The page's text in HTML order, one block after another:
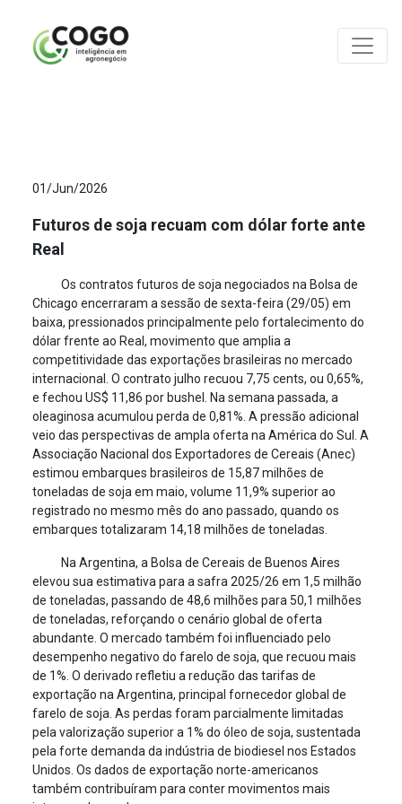
01/Jun/2026
Futuros de soja recuam com dólar forte ante
Real
Os contratos futuros de soja negociados na Bolsa de
Chicago encerraram a sessão de sexta-feira (29/05) em
baixa, pressionados principalmente pelo fortalecimento do
dólar frente ao Real, movimento que amplia a
competitividade das exportações brasileiras no mercado
internacional. O contrato julho recuou 7,75 cents, ou 0,65%,
e fechou US$ 11,86 por bushel. Na semana passada, a
oleaginosa acumulou perda de 0,81%. A pressão adicional
veio das perspectivas de ampla oferta na América do Sul. A
Associação Nacional dos Exportadores de Cereais (Anec)
estimou embarques brasileiros de 15,87 milhões de
toneladas de soja em maio, volume 11,9% superior ao
registrado no mesmo mês do ano passado, quando os
embarques totalizaram 14,18 milhões de toneladas.
Na Argentina, a Bolsa de Cereais de Buenos Aires
elevou sua estimativa para a safra 2025/26 em 1,5 milhão
de toneladas, passando de 48,6 milhões para 50,1 milhões
de toneladas, reforçando o cenário global de oferta
abundante. O mercado também foi influenciado pelo
desempenho negativo do farelo de soja, que recuou mais
de 1%. O derivado refletiu a redução das tarifas de
exportação na Argentina, principal fornecedor global de
farelo de soja. As perdas foram parcialmente limitadas
pela valorização superior a 1% do óleo de soja, sustentada
pela forte demanda da indústria de biodiesel nos Estados
Unidos. Os dados de exportação norte-americanos
também contribuíram para conter movimentos mais